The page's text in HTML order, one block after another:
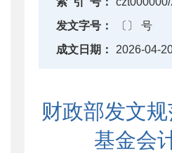
下载中心
重点领域信息公开
发文字号：
〔〕 号
成文日期：
2026-04-
财政部发文
基金会